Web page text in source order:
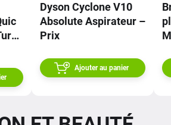
Dyson Cyclone V10
Absolute Aspirateur –
Prix
Ajouter au panier